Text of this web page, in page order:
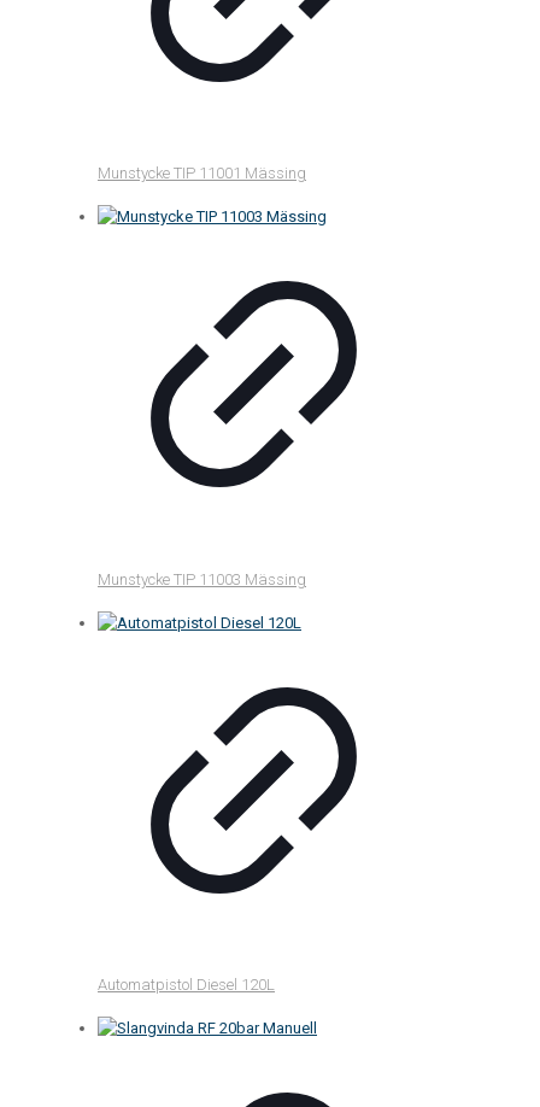
Munstycke TIP 11001 Mässing
Munstycke TIP 11003 Mässing
Automatpistol Diesel 120L